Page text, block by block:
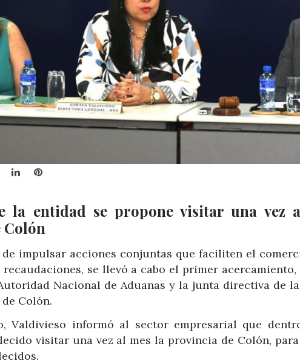
LinkedInPinterest
la entidad se propone visitar una vez
impulsar acciones conjuntas que faciliten el
se llevó a cabo el primer
Nacional de Aduanas y la junta directiva de
Colón.
Valdivieso informó al sector empresarial que
visitar una vez al mes la provincia de Colón,